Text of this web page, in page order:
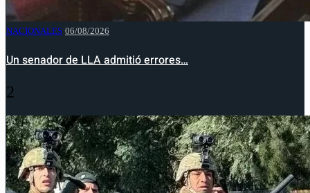
NACIONALES 06/08/2026
Un senador de LLA admitió errores…
2